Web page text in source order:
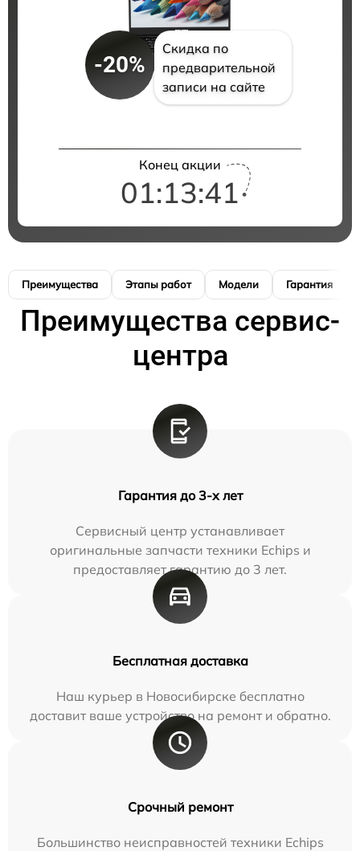
-20%
Скидка по
предварительной
записи на сайте
Конец акции
01:13:41
Преимущества Этапы работ Модели Гарантия
Преимущества сервис-
центра
Гарантия до 3-х лет
Сервисный центр устанавливает
оригинальные запчасти техники Echips и
предоставляет гарантию до 3 лет.
Бесплатная доставка
Наш курьер в Новосибирске бесплатно
доставит ваше устройство на ремонт и обратно.
Срочный ремонт
Большинство неисправностей техники Echips